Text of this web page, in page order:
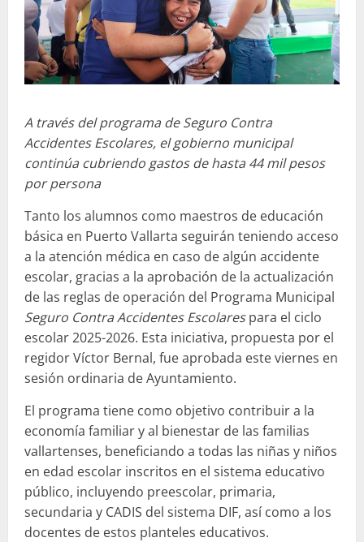
A través del programa de Seguro Contra
Accidentes Escolares, el gobierno municipal
continúa cubriendo gastos de hasta 44 mil pesos
por persona
Tanto los alumnos como maestros de educación
básica en Puerto Vallarta seguirán teniendo acceso
a la atención médica en caso de algún accidente
escolar, gracias a la aprobación de la actualización
de las reglas de operación del Programa Municipal
Seguro Contra Accidentes Escolarespara el ciclo
escolar 2025-2026. Esta iniciativa, propuesta por el
regidor Víctor Bernal, fue aprobada este viernes en
sesión ordinaria de Ayuntamiento.
El programa tiene como objetivo contribuir a la
economía familiar y al bienestar de las familias
vallartenses, beneficiando a todas las niñas y niños
en edad escolar inscritos en el sistema educativo
público, incluyendo preescolar, primaria,
secundaria y CADIS del sistema DIF, así como a los
docentes de estos planteles educativos.